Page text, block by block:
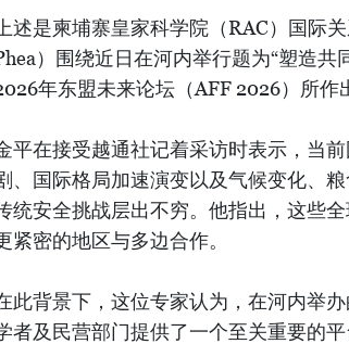
上述是柬埔寨皇家科学院（RAC）国际
）围绕近日在河内举行题为“塑造
年东盟未来论坛（AFF 2026）所作
平在接受越通社记着采访时表示，当
、国际格局加速演变以及气候变化、
统安全挑战层出不穷。他指出，这些
紧密的地区与多边合作。
此背景下，这位专家认为，在河内举
者及民营部门提供了一个至关重要的